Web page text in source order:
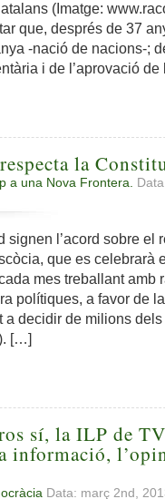
(Imatge:
que, després de 37
-nació de nacions-;
i de l’aprovació
la
a una Nova Frontera.
signen l’acord sobre el
que es celebrarà
mes treballant amb
polítiques, a favor de
a decidir de milions
[…]
sí, la ILP de
informació,
Data: març 2nd,